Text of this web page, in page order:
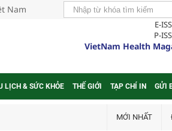
Nam
E-
P-
VietNam Health
LỊCH & SỨC KHỎE THẾ GIỚI TẠP CHÍ IN GỬI
MỚI NHẤT